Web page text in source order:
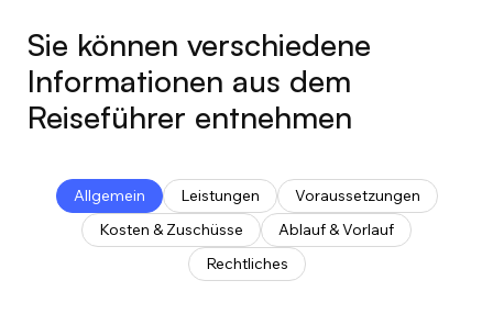
Allgemein Leistungen
Voraussetzungen
Kosten & Zuschüsse
Ablauf & Vorlauf
Rechtliches
Sie können verschiedene
Informationen aus dem
Reiseführer entnehmen